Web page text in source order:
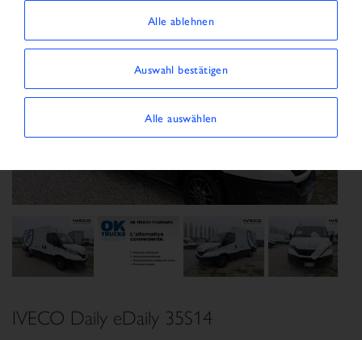
Next
IVECO Daily eDaily 35S14
Alle ablehnen
Auswahl bestätigen
Alle auswählen